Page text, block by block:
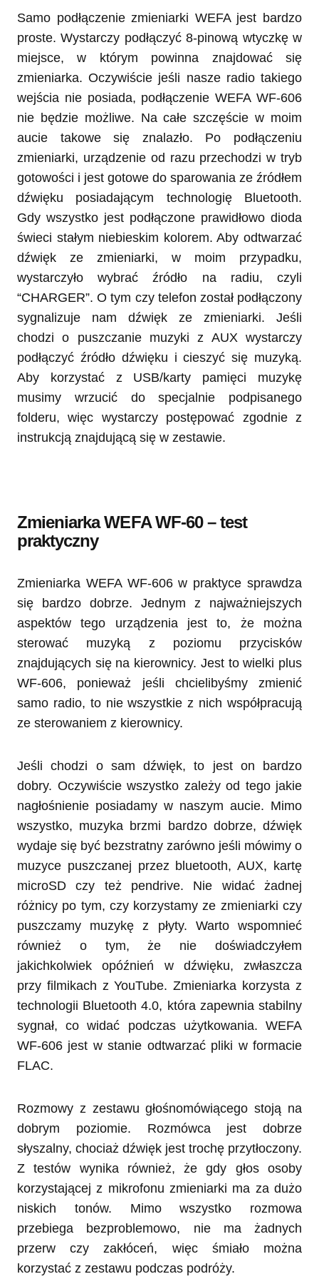
Samo podłączenie zmieniarki WEFA jest bardzo
proste. Wystarczy podłączyć 8-pinową wtyczkę w
miejsce, w którym powinna znajdować się
zmieniarka. Oczywiście jeśli nasze radio takiego
wejścia nie posiada, podłączenie WEFA WF-606
nie będzie możliwe. Na całe szczęście w moim
aucie takowe się znalazło. Po podłączeniu
zmieniarki, urządzenie od razu przechodzi w tryb
gotowości i jest gotowe do sparowania ze źródłem
dźwięku posiadającym technologię Bluetooth.
Gdy wszystko jest podłączone prawidłowo dioda
świeci stałym niebieskim kolorem. Aby odtwarzać
dźwięk ze zmieniarki, w moim przypadku,
wystarczyło wybrać źródło na radiu, czyli
“CHARGER”. O tym czy telefon został podłączony
sygnalizuje nam dźwięk ze zmieniarki. Jeśli
chodzi o puszczanie muzyki z AUX wystarczy
podłączyć źródło dźwięku i cieszyć się muzyką.
Aby korzystać z USB/karty pamięci muzykę
musimy wrzucić do specjalnie podpisanego
folderu, więc wystarczy postępować zgodnie z
instrukcją znajdującą się w zestawie.
Zmieniarka WEFA WF-60 – test
praktyczny
Zmieniarka WEFA WF-606 w praktyce sprawdza
się bardzo dobrze. Jednym z najważniejszych
aspektów tego urządzenia jest to, że można
sterować muzyką z poziomu przycisków
znajdujących się na kierownicy. Jest to wielki plus
WF-606, ponieważ jeśli chcielibyśmy zmienić
samo radio, to nie wszystkie z nich współpracują
ze sterowaniem z kierownicy.
Jeśli chodzi o sam dźwięk, to jest on bardzo
dobry. Oczywiście wszystko zależy od tego jakie
nagłośnienie posiadamy w naszym aucie. Mimo
wszystko, muzyka brzmi bardzo dobrze, dźwięk
wydaje się być bezstratny zarówno jeśli mówimy o
muzyce puszczanej przez bluetooth, AUX, kartę
microSD czy też pendrive. Nie widać żadnej
różnicy po tym, czy korzystamy ze zmieniarki czy
puszczamy muzykę z płyty. Warto wspomnieć
również o tym, że nie doświadczyłem
jakichkolwiek opóźnień w dźwięku, zwłaszcza
przy filmikach z YouTube. Zmieniarka korzysta z
technologii Bluetooth 4.0, która zapewnia stabilny
sygnał, co widać podczas użytkowania. WEFA
WF-606 jest w stanie odtwarzać pliki w formacie
FLAC.
Rozmowy z zestawu głośnomówiącego stoją na
dobrym poziomie. Rozmówca jest dobrze
słyszalny, chociaż dźwięk jest trochę przytłoczony.
Z testów wynika również, że gdy głos osoby
korzystającej z mikrofonu zmieniarki ma za dużo
niskich tonów. Mimo wszystko rozmowa
przebiega bezproblemowo, nie ma żadnych
przerw czy zakłóceń, więc śmiało można
korzystać z zestawu podczas podróży.